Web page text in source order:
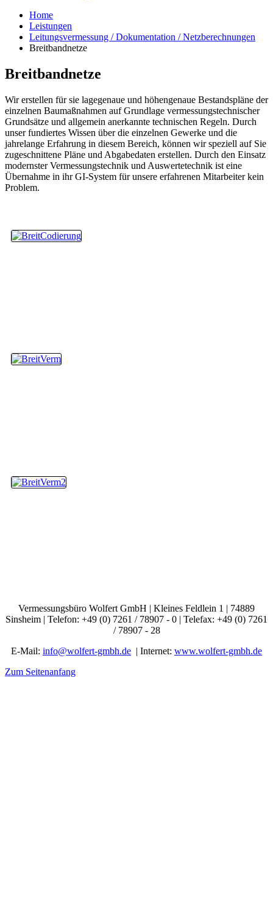
Home
Leistungen
Leitungsvermessung / Dokumentation / Netzberechnungen
Breitbandnetze
Breitbandnetze
Wir erstellen für sie lagegenaue und höhengenaue Bestandspläne der
einzelnen Baumaßnahmen auf Grundlage vermessungstechnischer
Grundsätze und allgemein anerkannte technischen Regeln. Durch
unser fundiertes Wissen über die einzelnen Gewerke und die
jahrelange Erfahrung in diesem Bereich, können wir speziell auf Sie
zugeschnittene Pläne und Abgabedaten erstellen. Durch den Einsatz
modernster Vermessungstechnik und Auswertetechnik ist eine
Übernahme in ihr GI-System für unsere erfahrenen Mitarbeiter kein
Problem.
Vermessungsbüro Wolfert GmbH | Kleines Feldlein 1 | 74889
Sinsheim | Telefon: +49 (0) 7261 / 78907 - 0 | Telefax: +49 (0) 7261
/ 78907 - 28
E-Mail: info@wolfert-gmbh.de | Internet: www.wolfert-gmbh.de
Zum Seitenanfang